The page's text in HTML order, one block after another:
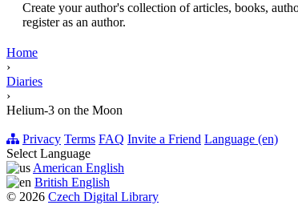
Create your author's collection of articles, books,
register as an author.
Home
›
Diaries
›
Helium-3 on the Moon
Privacy Terms FAQ Invite a Friend Language (en)
Select Language
American English
British English
© 2026 Czech Digital Library